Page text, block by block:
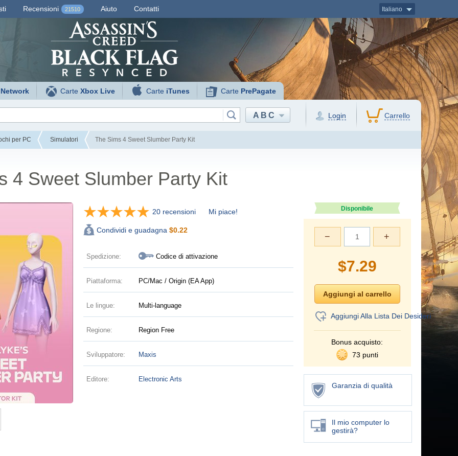
Recensioni 21510 Aiuto Contatti Italiano
CarteXbox Live Carte iTunes Carte PrePagate
ABC Login Carrello
per PC Simulatori The Sims 4 Sweet Slumber Party Kit
4 Sweet Slumber Party Kit
20 recensioni Mi piace!
Condividi e guadagna $0.22
Spedizione: Codice di attivazione
Piattaforma: PC/Mac / Origin (EA App)
Le lingue: Multi-language
Regione: Region Free
Sviluppatore: Maxis
Editore: Electronic Arts
Disponibile
+
−
$7.29
Aggiungi Alla Lista Dei Desideri
Bonus acquisto:
73 punti
Garanzia di qualità
Il mio computer lo
gestirà?